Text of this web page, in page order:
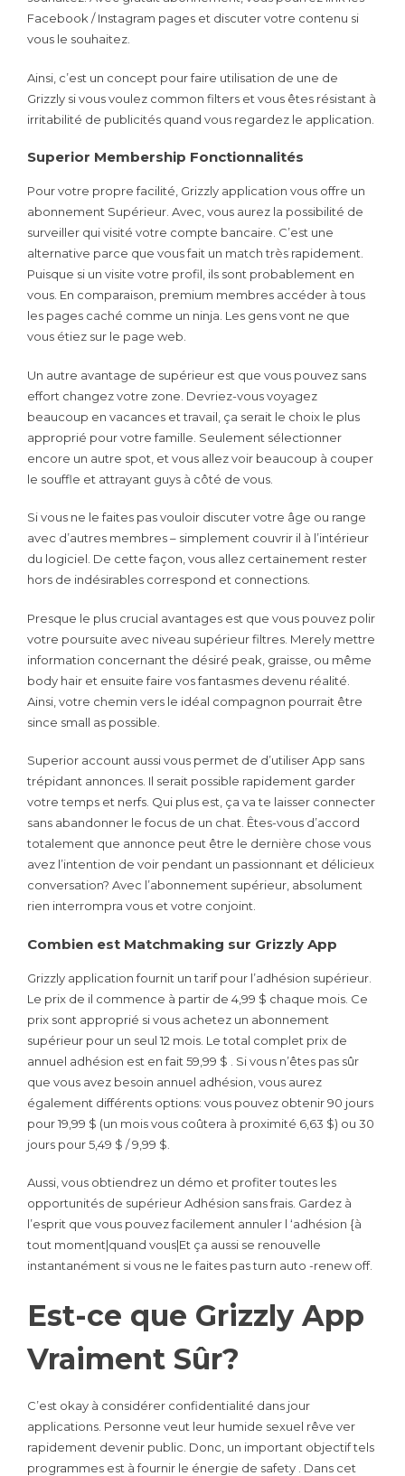
Facebook / Instagram pages et discuter votre contenu si
vous le souhaitez.
Ainsi, c’est un concept pour faire utilisation de une de
Grizzly si vous voulez common filters et vous êtes résistant à
irritabilité de publicités quand vous regardez le application.
Superior Membership Fonctionnalités
Pour votre propre facilité, Grizzly application vous offre un
abonnement Supérieur. Avec, vous aurez la possibilité de
surveiller qui visité votre compte bancaire. C’est une
alternative parce que vous fait un match très rapidement.
Puisque si un visite votre profil, ils sont probablement en
vous. En comparaison, premium membres accéder à tous
les pages caché comme un ninja. Les gens vont ne que
vous étiez sur le page web.
Un autre avantage de supérieur est que vous pouvez sans
effort changez votre zone. Devriez-vous voyagez
beaucoup en vacances et travail, ça serait le choix le plus
approprié pour votre famille. Seulement sélectionner
encore un autre spot, et vous allez voir beaucoup à couper
le souffle et attrayant guys à côté de vous.
Si vous ne le faites pas vouloir discuter votre âge ou range
avec d’autres membres – simplement couvrir il à l’intérieur
du logiciel. De cette façon, vous allez certainement rester
hors de indésirables correspond et connections.
Presque le plus crucial avantages est que vous pouvez polir
votre poursuite avec niveau supérieur filtres. Merely mettre
information concernant the désiré peak, graisse, ou même
body hair et ensuite faire vos fantasmes devenu réalité.
Ainsi, votre chemin vers le idéal compagnon pourrait être
since small as possible.
Superior account aussi vous permet de d’utiliser App sans
trépidant annonces. Il serait possible rapidement garder
votre temps et nerfs. Qui plus est, ça va te laisser connecter
sans abandonner le focus de un chat. Êtes-vous d’accord
totalement que annonce peut être le dernière chose vous
avez l’intention de voir pendant un passionnant et délicieux
conversation? Avec l’abonnement supérieur, absolument
rien interrompra vous et votre conjoint.
Combien est Matchmaking sur Grizzly App
Grizzly application fournit un tarif pour l’adhésion supérieur.
Le prix de il commence à partir de 4,99 $ chaque mois. Ce
prix sont approprié si vous achetez un abonnement
supérieur pour un seul 12 mois. Le total complet prix de
annuel adhésion est en fait 59,99 $ . Si vous n’êtes pas sûr
que vous avez besoin annuel adhésion, vous aurez
également différents options: vous pouvez obtenir 90 jours
pour 19,99 $ (un mois vous coûtera à proximité 6,63 $) ou 30
jours pour 5,49 $ / 9,99 $.
Aussi, vous obtiendrez un démo et profiter toutes les
opportunités de supérieur Adhésion sans frais. Gardez à
l’esprit que vous pouvez facilement annuler l ‘adhésion {à
tout moment|quand vous|Et ça aussi se renouvelle
instantanément si vous ne le faites pas turn auto -renew off.
Est-ce que Grizzly App
Vraiment Sûr?
C’est okay à considérer confidentialité dans jour
applications. Personne veut leur humide sexuel rêve ver
rapidement devenir public. Donc, un important objectif tels
programmes est à fournir le énergie de safety . Dans cet